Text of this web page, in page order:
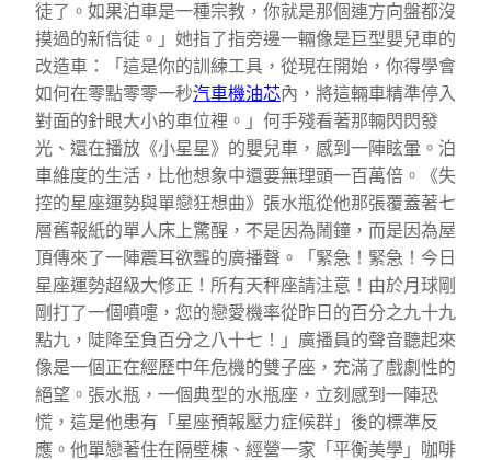
徒了。如果泊車是一種宗教，你就是那個連方向盤都沒
摸過的新信徒。」她指了指旁邊一輛像是巨型嬰兒車的
改造車：「這是你的訓練工具，從現在開始，你得學會
如何在零點零零一秒汽車機油芯內，將這輛車精準停入
對面的針眼大小的車位裡。」何手殘看著那輛閃閃發
光、還在播放《小星星》的嬰兒車，感到一陣眩暈。泊
車維度的生活，比他想象中還要無理頭一百萬倍。《失
控的星座運勢與單戀狂想曲》張水瓶從他那張覆蓋著七
層舊報紙的單人床上驚醒，不是因為鬧鐘，而是因為屋
頂傳來了一陣震耳欲聾的廣播聲。「緊急！緊急！今日
星座運勢超級大修正！所有天秤座請注意！由於月球剛
剛打了一個噴嚏，您的戀愛機率從昨日的百分之九十九
點九，陡降至負百分之八十七！」廣播員的聲音聽起來
像是一個正在經歷中年危機的雙子座，充滿了戲劇性的
絕望。張水瓶，一個典型的水瓶座，立刻感到一陣恐
慌，這是他患有「星座預報壓力症候群」後的標準反
應。他單戀著住在隔壁棟、經營一家「平衡美學」咖啡